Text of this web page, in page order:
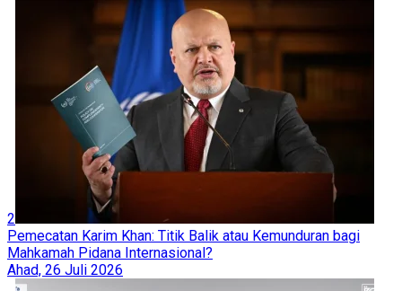
2
Pemecatan Karim Khan: Titik Balik atau Kemunduran bagi
Mahkamah Pidana Internasional?
Ahad, 26 Juli 2026